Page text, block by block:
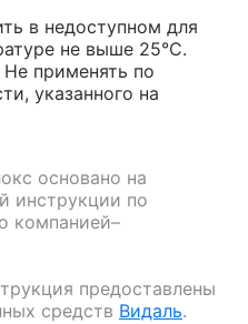
в недоступном для
не выше 25°С.
применять по
указанного на
основано на
инструкции по
компанией–
предоставлены
средств Видаль.